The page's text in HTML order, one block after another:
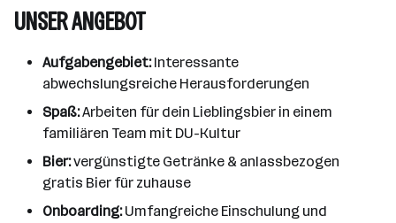
UNSER ANGEBOT
Aufgabengebiet:Interessante
abwechslungsreiche Herausforderungen
Spaß:Arbeiten für dein Lieblingsbier in einem
familiären Team mit DU-Kultur
Bier:vergünstigte Getränke & anlassbezogen
gratis Bier für zuhause
Onboarding:Umfangreiche Einschulung und